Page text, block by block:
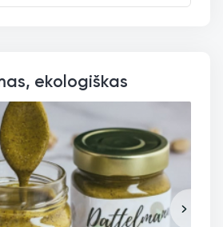
ekologiškas